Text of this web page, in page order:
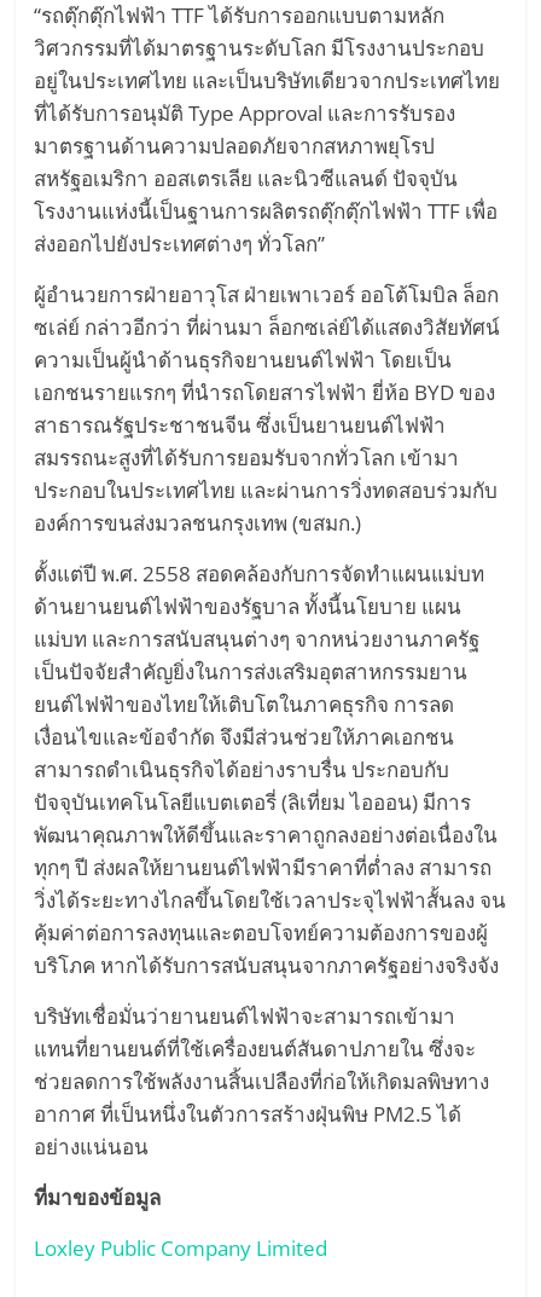
เทคโนโลยี
รถยนต์
พลังงาน
ไฟฟ้า
เครื่อง
บิน
พลังงาน
ไฟฟ้า
Hyperloop
รถยนต์
ขับ
อัตโนมัติ
Self-
Driving
Car
โดรน
พลังงาน
หมุนเวียน
“รถตุ๊กตุ๊กไฟฟ้า TTF ได้รับการออกแบบตามหลัก
วิศวกรรมที่ได้มาตรฐานระดับโลก มีโรงงานประกอบ
อยู่ในประเทศไทย และเป็นบริษัทเดียวจากประเทศไทย
ที่ได้รับการอนุมัติ Type Approval และการรับรอง
มาตรฐานด้านความปลอดภัยจากสหภาพยุโรป
สหรัฐอเมริกา ออสเตรเลีย และนิวซีแลนด์ ปัจจุบัน
โรงงานแห่งนี้เป็นฐานการผลิตรถตุ๊กตุ๊กไฟฟ้า TTF เพื่อ
ส่งออกไปยังประเทศต่างๆ ทั่วโลก”
ผู้อำนวยการฝ่ายอาวุโส ฝ่ายเพาเวอร์ ออโต้โมบิล ล็อก
ซเล่ย์ กล่าวอีกว่า ที่ผ่านมา ล็อกซเล่ย์ได้แสดงวิสัยทัศน์
ความเป็นผู้นำด้านธุรกิจยานยนต์ไฟฟ้า โดยเป็น
เอกชนรายแรกๆ ที่นำรถโดยสารไฟฟ้า ยี่ห้อ BYD ของ
สาธารณรัฐประชาชนจีน ซึ่งเป็นยานยนต์ไฟฟ้า
สมรรถนะสูงที่ได้รับการยอมรับจากทั่วโลก เข้ามา
ประกอบในประเทศไทย และผ่านการวิ่งทดสอบร่วมกับ
องค์การขนส่งมวลชนกรุงเทพ (ขสมก.)
ตั้งแต่ปี พ.ศ. 2558 สอดคล้องกับการจัดทำแผนแม่บท
ด้านยานยนต์ไฟฟ้าของรัฐบาล ทั้งนี้นโยบาย แผน
แม่บท และการสนับสนุนต่างๆ จากหน่วยงานภาครัฐ
เป็นปัจจัยสำคัญยิ่งในการส่งเสริมอุตสาหกรรมยาน
ยนต์ไฟฟ้าของไทยให้เติบโตในภาคธุรกิจ การลด
เงื่อนไขและข้อจำกัด จึงมีส่วนช่วยให้ภาคเอกชน
สามารถดำเนินธุรกิจได้อย่างราบรื่น ประกอบกับ
ปัจจุบันเทคโนโลยีแบตเตอรี่ (ลิเที่ยม ไอออน) มีการ
พัฒนาคุณภาพให้ดีขึ้นและราคาถูกลงอย่างต่อเนื่องใน
ทุกๆ ปี ส่งผลให้ยานยนต์ไฟฟ้ามีราคาที่ต่ำลง สามารถ
วิ่งได้ระยะทางไกลขึ้นโดยใช้เวลาประจุไฟฟ้าสั้นลง จน
คุ้มค่าต่อการลงทุนและตอบโจทย์ความต้องการของผู้
บริโภค หากได้รับการสนับสนุนจากภาครัฐอย่างจริงจัง
บริษัทเชื่อมั่นว่ายานยนต์ไฟฟ้าจะสามารถเข้ามา
แทนที่ยานยนต์ที่ใช้เครื่องยนต์สันดาปภายใน ซึ่งจะ
ช่วยลดการใช้พลังงานสิ้นเปลืองที่ก่อให้เกิดมลพิษทาง
อากาศ ที่เป็นหนึ่งในตัวการสร้างฝุ่นพิษ PM2.5 ได้
อย่างแน่นอน
ที่มาของข้อมูล
Loxley Public Company Limited